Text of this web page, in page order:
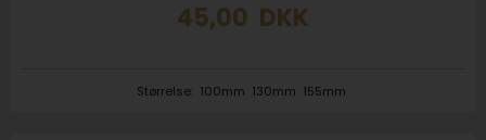
45,00 DKK
Størrelse: 100mm 130mm 155mm